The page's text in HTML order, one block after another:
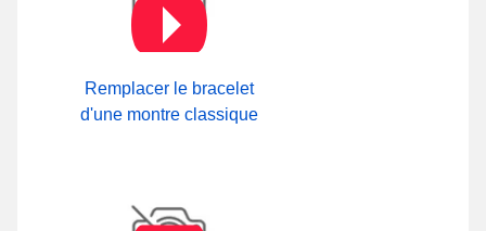
Remplacer le bracelet
d'une montre classique